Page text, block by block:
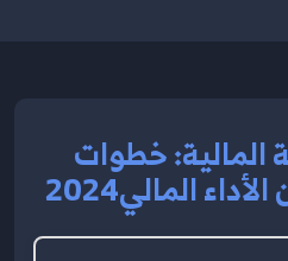
المالية: خطوات
المالي2024